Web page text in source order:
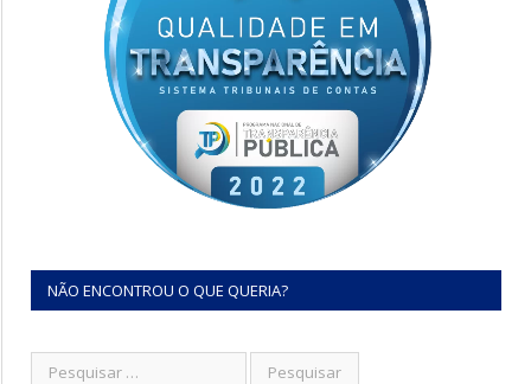
NÃO ENCONTROU O QUE QUERIA?